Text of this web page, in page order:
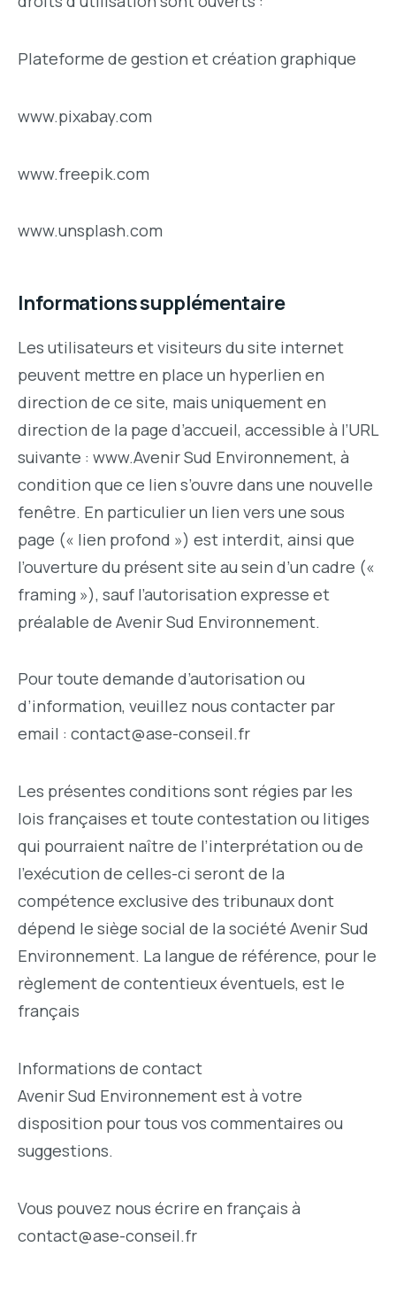
Plateforme de gestion et création graphique
www.pixabay.com
www.freepik.com
www.unsplash.com
Informations supplémentaire
Les utilisateurs et visiteurs du site internet
peuvent mettre en place un hyperlien en
direction de ce site, mais uniquement en
direction de la page d’accueil, accessible à l’URL
suivante : www.Avenir Sud Environnement, à
condition que ce lien s’ouvre dans une nouvelle
fenêtre. En particulier un lien vers une sous
page (« lien profond ») est interdit, ainsi que
l’ouverture du présent site au sein d’un cadre («
framing »), sauf l’autorisation expresse et
préalable de Avenir Sud Environnement.
Pour toute demande d’autorisation ou
d’information, veuillez nous contacter par
email : contact@ase-conseil.fr
Les présentes conditions sont régies par les
lois françaises et toute contestation ou litiges
qui pourraient naître de l’interprétation ou de
l’exécution de celles-ci seront de la
compétence exclusive des tribunaux dont
dépend le siège social de la société Avenir Sud
Environnement. La langue de référence, pour le
règlement de contentieux éventuels, est le
français
Informations de contact
Avenir Sud Environnement est à votre
disposition pour tous vos commentaires ou
suggestions.
Vous pouvez nous écrire en français à
contact@ase-conseil.fr